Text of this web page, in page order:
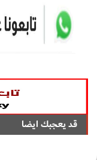
قد يعجبك ايضا